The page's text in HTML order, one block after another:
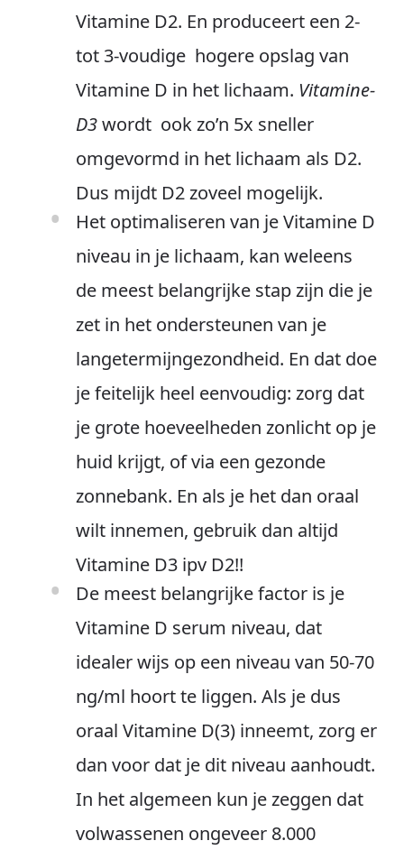
Vitamine D2. En produceert een 2-
tot 3-voudige hogere opslag van
Vitamine D in het lichaam. Vitamine-
D3wordt ook zo’n 5x sneller
omgevormd in het lichaam als D2.
Dus mijdt D2 zoveel mogelijk.
Het optimaliseren van je Vitamine D
niveau in je lichaam, kan weleens
de meest belangrijke stap zijn die je
zet in het ondersteunen van je
langetermijngezondheid. En dat doe
je feitelijk heel eenvoudig: zorg dat
je grote hoeveelheden zonlicht op je
huid krijgt, of via een gezonde
zonnebank. En als je het dan oraal
wilt innemen, gebruik dan altijd
Vitamine D3 ipv D2!!
De meest belangrijke factor is je
Vitamine D serum niveau, dat
idealer wijs op een niveau van 50-70
ng/ml hoort te liggen. Als je dus
oraal Vitamine D(3) inneemt, zorg er
dan voor dat je dit niveau aanhoudt.
In het algemeen kun je zeggen dat
volwassenen ongeveer 8.000